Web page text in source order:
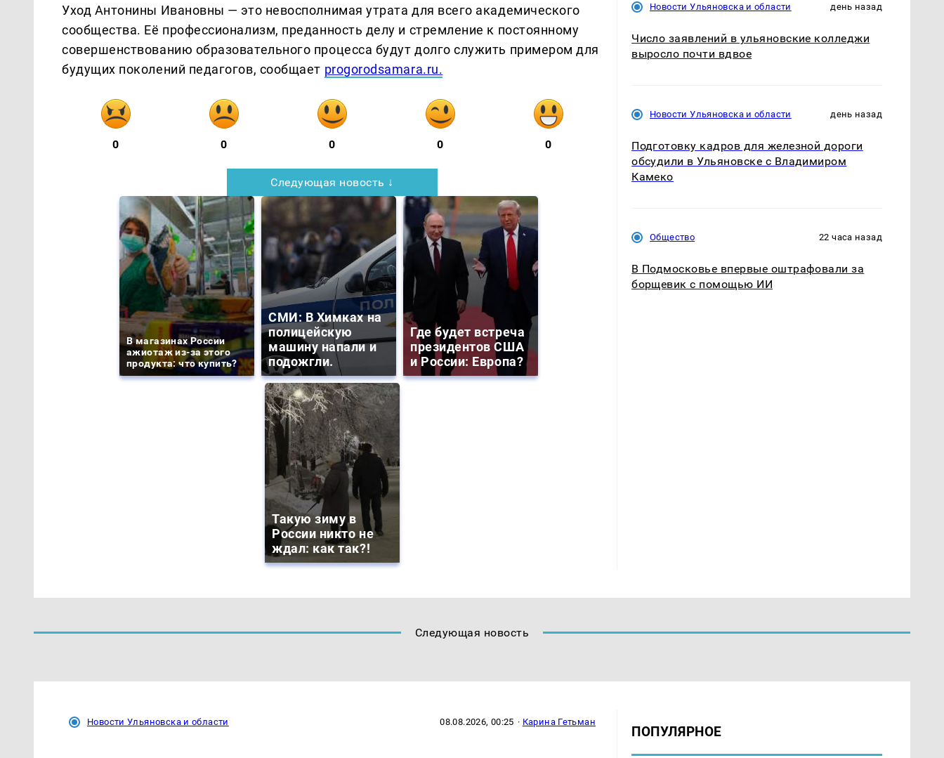
Уход Антонины Ивановны — это невосполнимая утрата для всего академического
сообщества. Её профессионализм, преданность делу и стремление к постоянному
совершенствованию образовательного процесса будут долго служить примером для
будущих поколений педагогов, сообщает progorodsamara.ru.
0 0 0 0 0
Следующая новость ↓
В магазинах России
ажиотаж из-за этого
продукта: что купить?
СМИ: В Химках на
полицейскую
машину напали и
подожгли.
Где будет встреча
президентов США
и России: Европа?
Такую зиму в
России никто не
ждал: как так?!
Новости Ульяновска и области день назад
Число заявлений в ульяновские колледжи
выросло почти вдвое
Новости Ульяновска и области день назад
Подготовку кадров для железной дороги
обсудили в Ульяновске с Владимиром
Камеко
Общество 22 часа назад
В Подмосковье впервые оштрафовали за
борщевик с помощью ИИ
Следующая новость
Новости Ульяновска и области 08.08.2026, 00:25 · Карина Гетьман
ПОПУЛЯРНОЕ